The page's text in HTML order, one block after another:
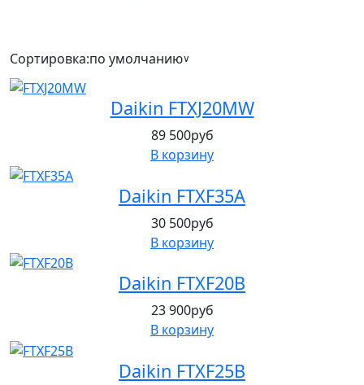
Сортировка:по умолчанию∨
Daikin FTXJ20MW
89 500руб
В корзину
Daikin FTXF35A
30 500руб
В корзину
Daikin FTXF20B
23 900руб
В корзину
Daikin FTXF25B